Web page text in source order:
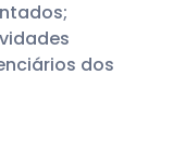
dos